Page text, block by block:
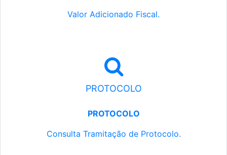
Valor Adicionado Fiscal.
PROTOCOLO
PROTOCOLO
Consulta Tramitação de Protocolo.